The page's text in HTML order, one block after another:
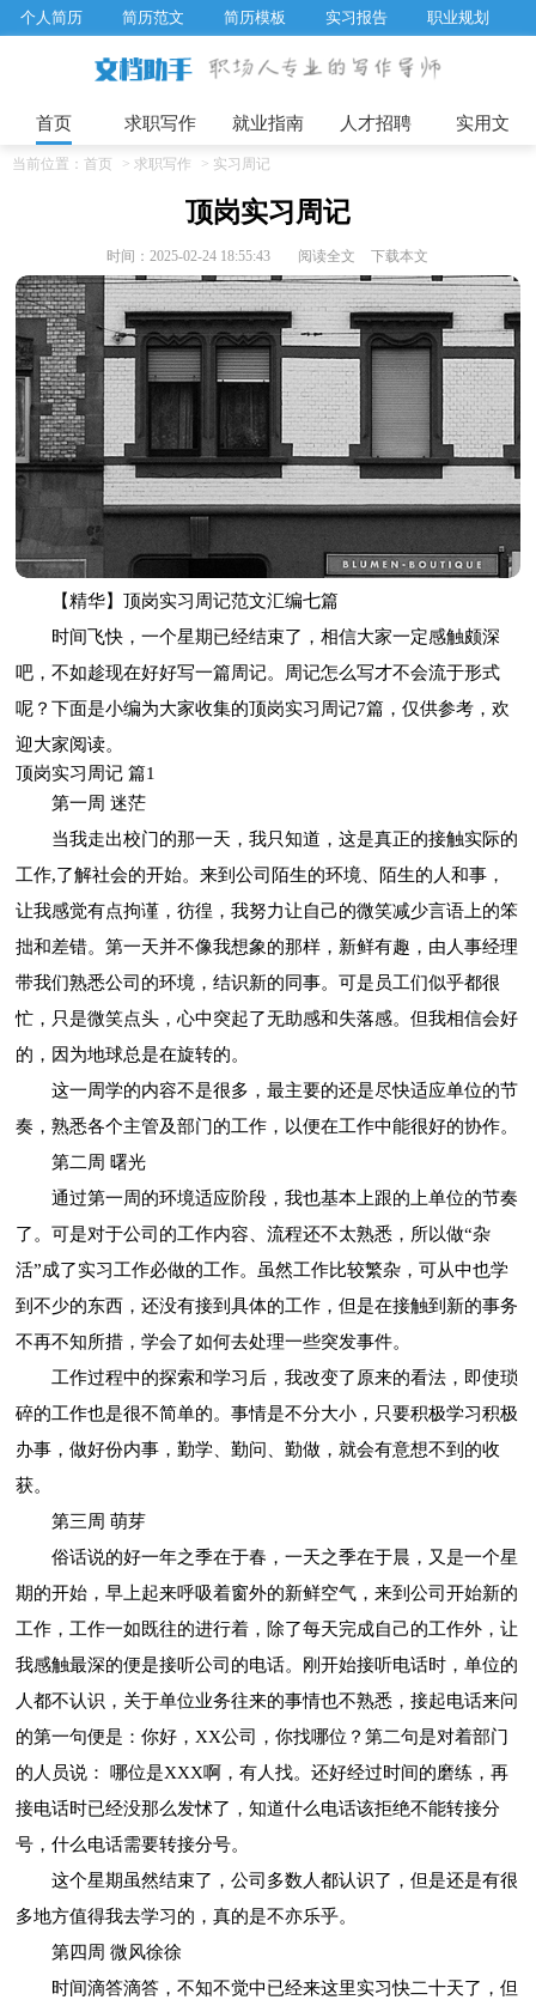
个人简历 简历范文 简历模板 实习报告
职业规划
招聘选拔 企业文化
工作计划
首页 求职写作 就业指南 人才招聘 实用文
当前位置： 首页 > 求职写作 > 实习周记
顶岗实习周记
时间：2025-02-24 18:55:43 阅读全文 下载本文
【精华】顶岗实习周记范文汇编七篇
时间飞快，一个星期已经结束了，相信大家一定感触颇深
吧，不如趁现在好好写一篇周记。周记怎么写才不会流于形式
呢？下面是小编为大家收集的顶岗实习周记7篇，仅供参考，欢
迎大家阅读。
顶岗实习周记 篇1
第一周 迷茫
当我走出校门的那一天，我只知道，这是真正的接触实际的
工作,了解社会的开始。来到公司陌生的环境、陌生的人和事，
让我感觉有点拘谨，彷徨，我努力让自己的微笑减少言语上的笨
拙和差错。第一天并不像我想象的那样，新鲜有趣，由人事经理
带我们熟悉公司的环境，结识新的同事。可是员工们似乎都很
忙，只是微笑点头，心中突起了无助感和失落感。但我相信会好
的，因为地球总是在旋转的。
这一周学的内容不是很多，最主要的还是尽快适应单位的节
奏，熟悉各个主管及部门的工作，以便在工作中能很好的协作。
第二周 曙光
通过第一周的环境适应阶段，我也基本上跟的上单位的节奏
了。可是对于公司的工作内容、流程还不太熟悉，所以做“杂
活”成了实习工作必做的工作。虽然工作比较繁杂，可从中也学
到不少的东西，还没有接到具体的工作，但是在接触到新的事务
不再不知所措，学会了如何去处理一些突发事件。
工作过程中的探索和学习后，我改变了原来的看法，即使琐
碎的工作也是很不简单的。事情是不分大小，只要积极学习积极
办事，做好份内事，勤学、勤问、勤做，就会有意想不到的收
获。
第三周 萌芽
俗话说的好一年之季在于春，一天之季在于晨，又是一个星
期的开始，早上起来呼吸着窗外的新鲜空气，来到公司开始新的
工作，工作一如既往的进行着，除了每天完成自己的工作外，让
我感触最深的便是接听公司的电话。刚开始接听电话时，单位的
人都不认识，关于单位业务往来的事情也不熟悉，接起电话来问
的第一句便是：你好，XX公司，你找哪位？第二句是对着部门
的人员说： 哪位是XXX啊，有人找。还好经过时间的磨练，再
接电话时已经没那么发怵了，知道什么电话该拒绝不能转接分
号，什么电话需要转接分号。
这个星期虽然结束了，公司多数人都认识了，但是还是有很
多地方值得我去学习的，真的是不亦乐乎。
第四周 微风徐徐
时间滴答滴答，不知不觉中已经来这里实习快二十天了，但